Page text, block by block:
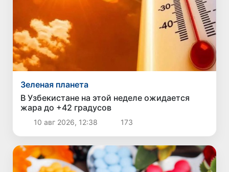
Зеленая планета
В Узбекистане на этой неделе ожидается
жара до +42 градусов
10 авг 2026, 12:38 173